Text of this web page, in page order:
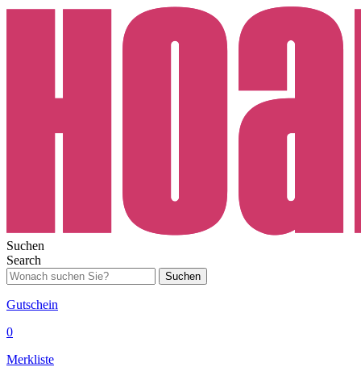
Suchen
Search
Suchen
Gutschein
0
Merkliste